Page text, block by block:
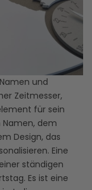
und
Zeitmesser,
für sein
Namen, dem
Design, das
Eine
ständigen
Es ist eine